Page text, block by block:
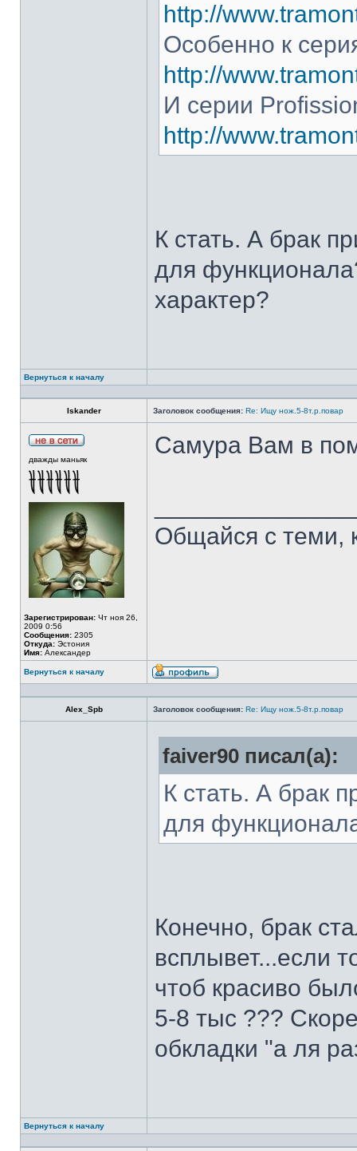
http://
Особенно к
http://
И серии
http://
К стать. А брак
для
характер?
Вернуться к началу
Iskander Заголовок сообщения: Re: Ищу нож.5-8т.р.повар
дважды маньяк
Зарегистрирован: Чт ноя 26,
2009 0:56
Сообщения: 2305
Откуда: Эстония
Имя: Александер
Самура Вам в
Общайся с теми,
Вернуться к началу
Alex_Spb Заголовок сообщения: Re: Ищу нож.5-8т.р.повар
faiver90 писал(а):
К стать. А брак
для
Конечно, брак
всплывет...если
чтоб красиво
5-8 тыс ???
обкладки "а ля
Вернуться к началу